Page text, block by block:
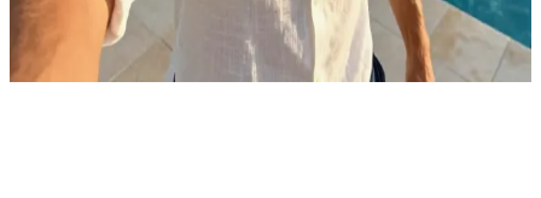
保护你的内心并争取获胜的机会。